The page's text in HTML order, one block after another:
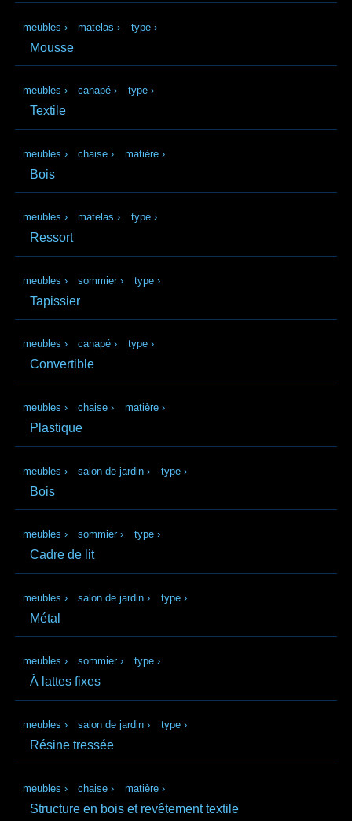
meubles › matelas › type ›
Mousse
meubles › canapé › type ›
Textile
meubles › chaise › matière ›
Bois
meubles › matelas › type ›
Ressort
meubles › sommier › type ›
Tapissier
meubles › canapé › type ›
Convertible
meubles › chaise › matière ›
Plastique
meubles › salon de jardin › type ›
Bois
meubles › sommier › type ›
Cadre de lit
meubles › salon de jardin › type ›
Métal
meubles › sommier › type ›
À lattes fixes
meubles › salon de jardin › type ›
Résine tressée
meubles › chaise › matière ›
Structure en bois et revêtement textile